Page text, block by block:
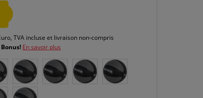
TVA incluse et livraison non-compris
En savoir plus